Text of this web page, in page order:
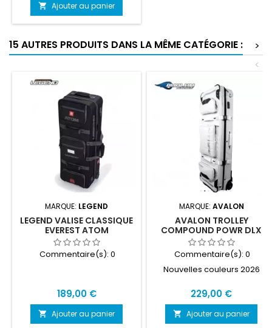
 Ajouter au panier
15 AUTRES PRODUITS DANS LA MÊME CATÉGORIE :
>
<
MARQUE: LEGEND
LEGEND VALISE CLASSIQUE
EVEREST ATOM
Commentaire(s): 0
Prix
189,00 €
 Ajouter au panier
MARQUE: AVALON
AVALON TROLLEY
COMPOUND POWR DLX
Commentaire(s): 0
Nouvelles couleurs 2026
Prix
229,00 €
 Ajouter au panier